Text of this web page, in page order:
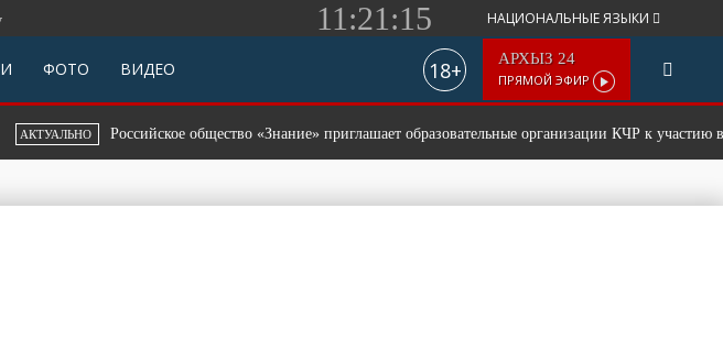
11:21:15 НАЦИОНАЛЬНЫЕ ЯЗЫКИ
ФОТО ВИДЕО 18+ АРХЫЗ 24
ПРЯМОЙ ЭФИР
Российское общество «Знание» приглашает образовательные организации КЧР к участию во